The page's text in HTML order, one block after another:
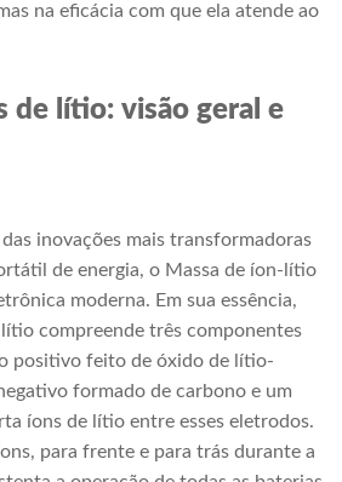
na eficácia com que ela atende ao
de lítio: visão geral e
inovações mais transformadoras
de energia, o Massa de íon-lítio
moderna. Em sua essência,
lítio compreende três componentes
positivo feito de óxido de lítio-
formado de carbono e um
íons de lítio entre esses eletrodos.
para frente e para trás durante a